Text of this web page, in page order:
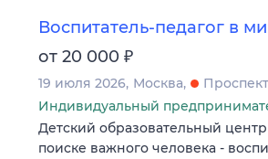
Воспитатель-педагог в
от 20 000 ₽
19 июля 2026 Москва
Индивидуальный
Детский образовательный
поиске важного человека -